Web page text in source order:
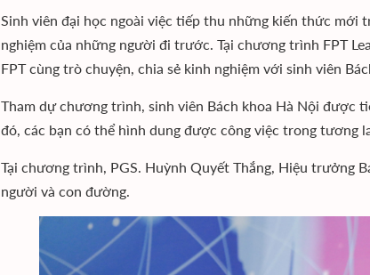
Sinh viên đại học ngoài việc tiếp thu những kiến ​​thức mới
nghiệm của những người đi trước. Tại chương trình FPT
FPT cùng trò chuyện, chia sẻ kinh nghiệm với sinh viên
Tham dự chương trình, sinh viên Bách khoa Hà Nội được
đó, các bạn có thể hình dung được công việc trong tương
Tại chương trình, PGS. Huỳnh Quyết Thắng, Hiệu trưởng
người và con đường.